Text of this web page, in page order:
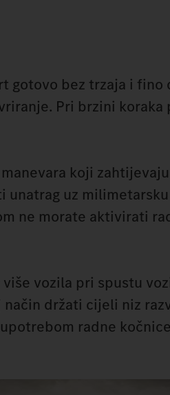
gotovo bez trzaja i
Pri brzini
koji
unatrag uz
ne morate aktivirati
vozila pri spustu
držati cijeli niz
radne